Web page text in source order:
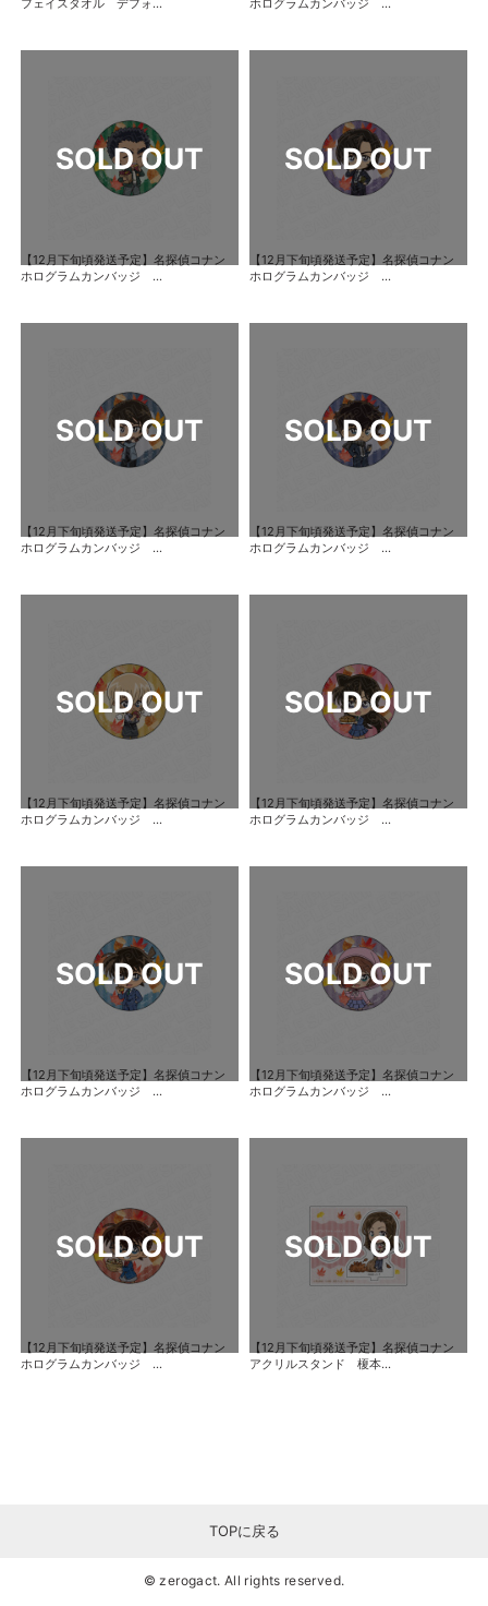
フェイスタオル デフォ...
ホログラムカンバッジ ...
【12月下旬頃発送予定】名探偵コナン
ホログラムカンバッジ ...
【12月下旬頃発送予定】名探偵コナン
ホログラムカンバッジ ...
【12月下旬頃発送予定】名探偵コナン
ホログラムカンバッジ ...
【12月下旬頃発送予定】名探偵コナン
ホログラムカンバッジ ...
【12月下旬頃発送予定】名探偵コナン
ホログラムカンバッジ ...
【12月下旬頃発送予定】名探偵コナン
ホログラムカンバッジ ...
【12月下旬頃発送予定】名探偵コナン
ホログラムカンバッジ ...
【12月下旬頃発送予定】名探偵コナン
ホログラムカンバッジ ...
【12月下旬頃発送予定】名探偵コナン
ホログラムカンバッジ ...
【12月下旬頃発送予定】名探偵コナン
アクリルスタンド 榎本...
TOPに戻る
© zerogact. All rights reserved.